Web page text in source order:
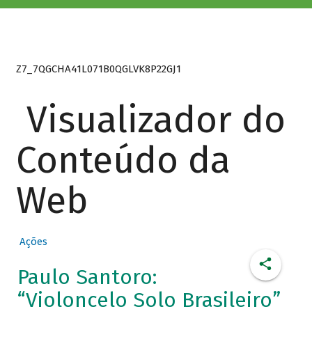
Z7_7QGCHA41L071B0QGLVK8P22GJ1
Visualizador do
Conteúdo da
Web
Ações
Paulo Santoro:
“Violoncelo Solo Brasileiro”